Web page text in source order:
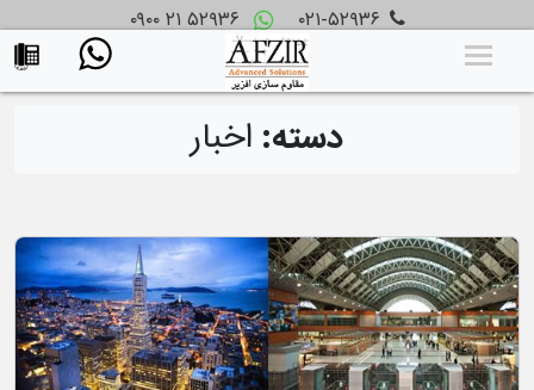
۰۲۱-۵۲۹۳۶ ۰۹۰۰ ۲۱ ۵۲۹۳۶
دسته: اخبار